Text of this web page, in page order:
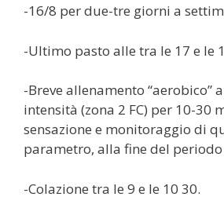
-16/8 per due-tre giorni a
-Ultimo pasto alle tra le 17 e le
-Breve allenamento “aerobico”
intensità (zona 2 FC) per 10-30
sensazione e monitoraggio di
parametro, alla fine del
-Colazione tra le 9 e le 10 30.